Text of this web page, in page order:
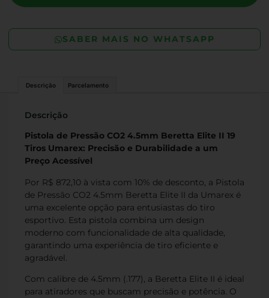
SABER MAIS NO WHATSAPP
Descrição Parcelamento
Descrição
Pistola de Pressão CO2 4.5mm Beretta Elite II 19
Tiros Umarex: Precisão e Durabilidade a um
Preço Acessível
Por R$ 872,10 à vista com 10% de desconto, a Pistola
de Pressão CO2 4.5mm Beretta Elite II da Umarex é
uma excelente opção para entusiastas do tiro
esportivo. Esta pistola combina um design
moderno com funcionalidade de alta qualidade,
garantindo uma experiência de tiro eficiente e
agradável.
Com calibre de 4.5mm (.177), a Beretta Elite II é ideal
para atiradores que buscam precisão e potência. O